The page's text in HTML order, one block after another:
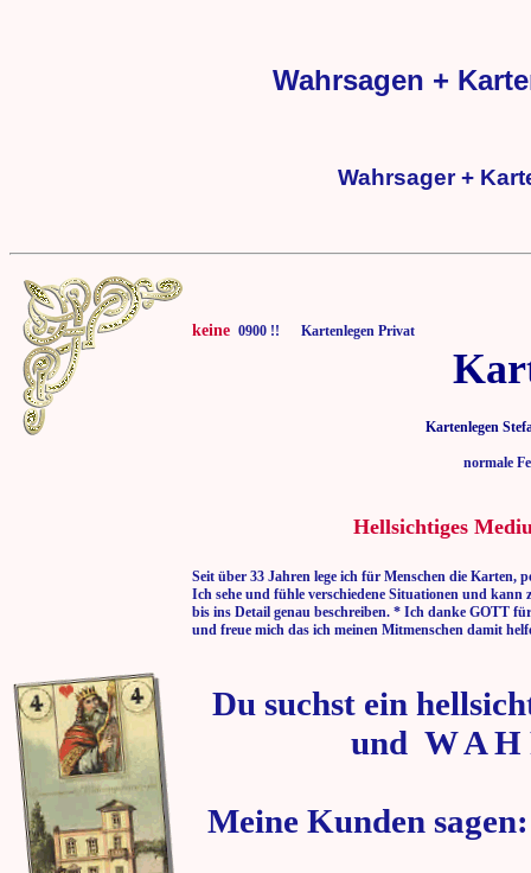
Wahrsagen +
Wahrsager +
keine 0900 !! Kartenlegen Privat
Kartenlegen
normale
Hellsichtiges
Seit über 33 Jahren lege ich für Menschen die Karten,
Ich sehe und fühle verschiedene Situationen und kann
bis ins Detail genau beschreiben. * Ich danke GOTT
und freue mich das ich meinen Mitmenschen damit
Du suchst ein
und W A H
Meine Kunden